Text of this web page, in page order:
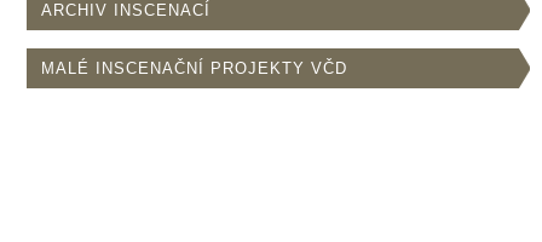
O DIVADLE
SOUBOR
ARCHIV INSCENACÍ
MALÉ INSCENAČNÍ PROJEKTY VČD